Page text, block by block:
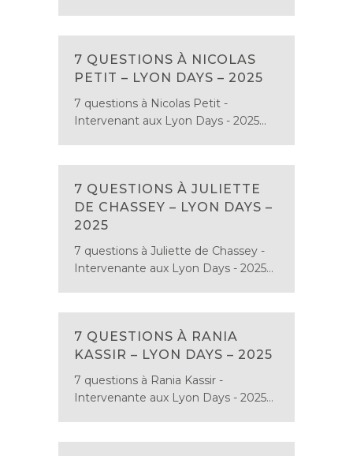
7 QUESTIONS À NICOLAS
PETIT – LYON DAYS – 2025
7 questions à Nicolas Petit -
Intervenant aux Lyon Days - 2025...
7 QUESTIONS À JULIETTE
DE CHASSEY – LYON DAYS –
2025
7 questions à Juliette de Chassey -
Intervenante aux Lyon Days - 2025...
7 QUESTIONS À RANIA
KASSIR – LYON DAYS – 2025
7 questions à Rania Kassir -
Intervenante aux Lyon Days - 2025...